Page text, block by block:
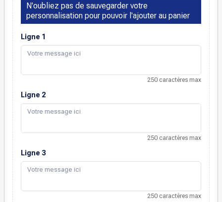
N'oubliez pas de sauvegarder votre
personnalisation pour pouvoir l'ajouter au panier
Ligne 1
250 caractères max
Ligne 2
250 caractères max
Ligne 3
250 caractères max